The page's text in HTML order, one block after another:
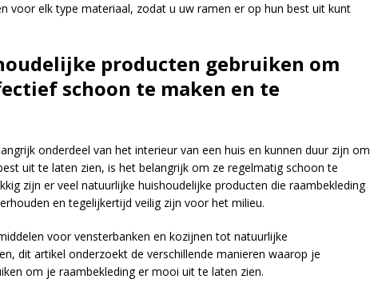
voor elk type materiaal, zodat u uw ramen er op hun best uit kunt
producten gebruiken om
schoon te maken en te
onderdeel van het interieur van een huis en kunnen duur zijn om
uit te laten zien, is het belangrijk om ze regelmatig schoon te
zijn er veel natuurlijke huishoudelijke producten die raambekleding
en tegelijkertijd veilig zijn voor het milieu.
voor vensterbanken en kozijnen tot natuurlijke
dit artikel onderzoekt de verschillende manieren waarop je
om je raambekleding er mooi uit te laten zien.